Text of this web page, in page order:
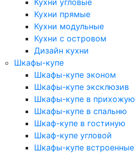
Кухни угловые
Кухни прямые
Кухни модульные
Кухни с островом
Дизайн кухни
Шкафы-купе
Шкафы-купе эконом
Шкафы-купе эксклюзив
Шкафы-купе в прихожую
Шкафы-купе в спальню
Шкаф-купе в гостиную
Шкаф-купе угловой
Шкафы-купе встроенные